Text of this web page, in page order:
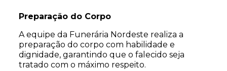
Preparação do Corpo
A equipe da Funerária Nordeste realiza a
preparação do corpo com habilidade e
dignidade, garantindo que o falecido seja
tratado com o máximo respeito.